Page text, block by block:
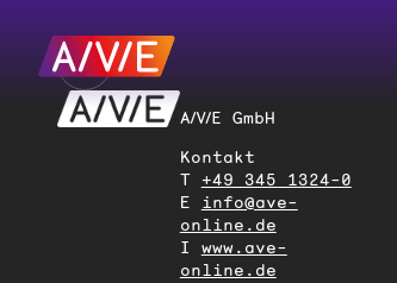
A/V/E GmbH
Kontakt
T +49 345 1324-0
E info@ave-
online.de
I www.ave-
online.de